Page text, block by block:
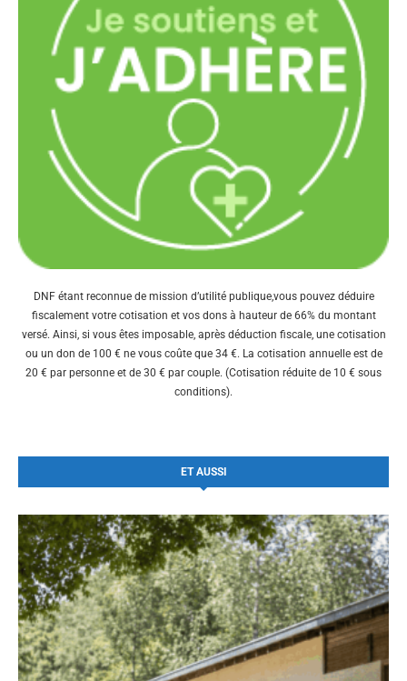
DNF étant reconnue de mission d’utilité publique,vous pouvez déduire
fiscalement votre cotisation et vos dons à hauteur de 66% du montant
versé. Ainsi, si vous êtes imposable, après déduction fiscale, une cotisation
ou un don de 100 € ne vous coûte que 34 €. La cotisation annuelle est de
20 € par personne et de 30 € par couple. (Cotisation réduite de 10 € sous
conditions).
ET AUSSI